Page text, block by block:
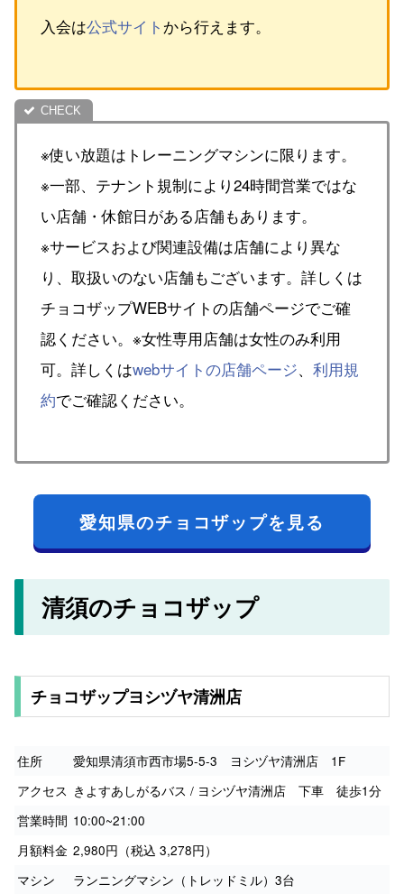
入会は公式サイト から行えます。
※使い放題はトレーニングマシンに限ります。
※一部、テナント規制により24時間営業ではな
い店舗・休館日がある店舗もあります。
※サービスおよび関連設備は店舗により異な
り、取扱いのない店舗もございます。詳しくは
チョコザップWEBサイトの店舗ページでご確
認ください。※女性専用店舗は女性のみ利用
可。詳しくはwebサイトの店舗ページ、 利用規
約でご確認ください。
愛知県のチョコザップを見る
清須のチョコザップ
チョコザップヨシヅヤ清洲店
住所
愛知県清須市西市場5-5-3 ヨシヅヤ清洲店 1F
アクセス きよすあしがるバス / ヨシヅヤ清洲店 下車 徒歩1分
営業時間 10:00~21:00
月額料金 2,980円（税込 3,278円）
マシン
ランニングマシン（トレッドミル）3台